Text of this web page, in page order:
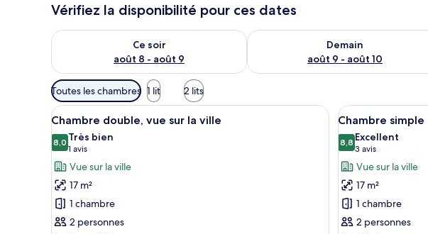
Vérifiez la disponibilité pour ces dates
Ce soir
août 8 - août 9
Vérifier la disponibilité pour ce soir août 8 - août 9
Demain
août 9 - août 10
Vérifier la disponibilité pour
Filtres
disponibles
pour
les
chambres
Toutes les chambres 1 lit 2 lits
Afficher
toutes
les
photos
pour
ce
type
de
Une chambre d’hôtel équipée d’un lit, d’une table de
6
Chambre double, vue sur la ville
8,08,0 sur 10
Très bien
1 avis
(1 avis)
Vue sur la ville
17 m²
1 chambre
2 personnes
Afficher
toutes
les
photos
pour
ce
type
de
4
Chambre simple
8,88,8 sur 10
Excellent
3 avis
(3 avis)
Vue sur la ville
17 m²
1 chambre
2 personnes